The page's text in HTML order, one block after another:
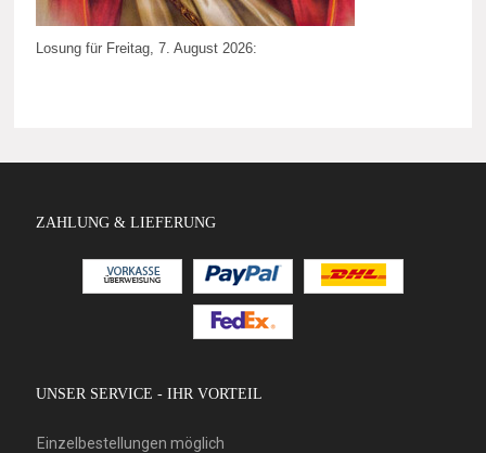
Losung für Freitag, 7. August 2026:
ZAHLUNG & LIEFERUNG
UNSER SERVICE - IHR VORTEIL
Einzelbestellungen möglich